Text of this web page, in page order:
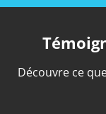
Découvre ce